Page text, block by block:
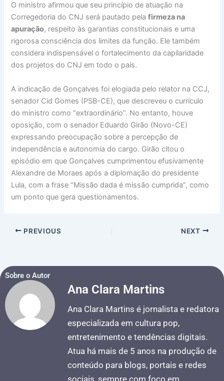
O ministro afirmou que seu princípio de atuação na
Corregedoria do CNJ será pautado pelafirmeza na
apuração, respeito às garantias constitucionais e uma
rigorosa consciência dos limites da função. Ele também
considera indispensável o fortalecimento da capilaridade
dos projetos do CNJ em todo o país.
A indicação de Gonçalves foi elogiada pelo relator na CCJ,
senador Cid Gomes (PSB-CE), que descreveu o currículo
do ministro como “extraordinário”. No entanto, houve
oposição, com o senador Eduardo Girão (Novo-CE)
expressando preocupação sobre a percepção de
independência e autonomia do cargo. Girão citou o
episódio em que Gonçalves cumprimentou efusivamente
Alexandre de Moraes após a diplomação do presidente
Lula, com a frase “Missão dada é missão cumprida”, como
um ponto que gera questionamentos.
PREVIOUS NEXT
Sobre o Autor
Ana Clara Martins
Ana Clara Martins é jornalista e redatora
especializada em cultura pop,
entretenimento e tendências digitais.
Atua há mais de 5 anos na produção de
conteúdo para blogs, portais e redes
sociais, sempre com foco em